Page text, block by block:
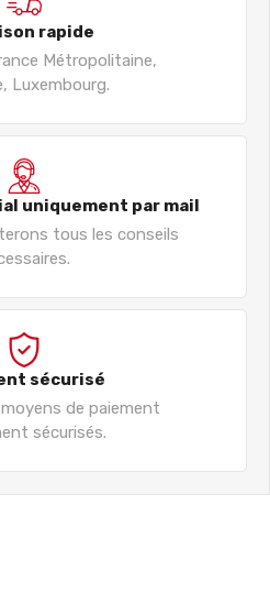
rapide
Métropolitaine,
Luxembourg.
uniquement par mail
tous les conseils
sécurisé
de paiement
sécurisés.